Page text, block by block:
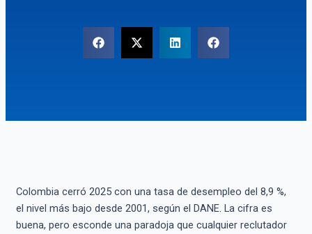
Colombia cerró 2025 con una tasa de desempleo del 8,9 %,
el nivel más bajo desde 2001, según el DANE. La cifra es
buena, pero esconde una paradoja que cualquier reclutador